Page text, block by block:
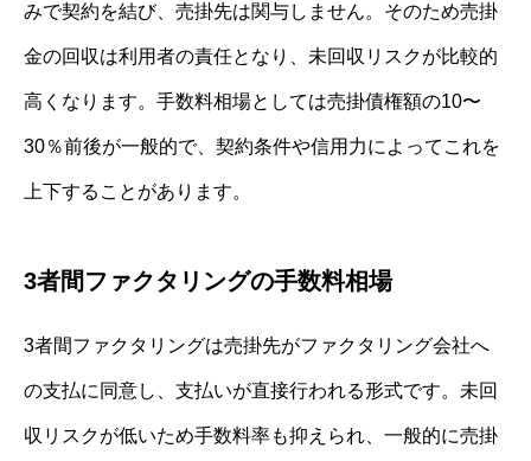
みで契約を結び、売掛先は関与しません。そのため売掛
金の回収は利用者の責任となり、未回収リスクが比較的
高くなります。手数料相場としては売掛債権額の10〜
30％前後が一般的で、契約条件や信用力によってこれを
上下することがあります。
3者間ファクタリングの手数料相場
3者間ファクタリングは売掛先がファクタリング会社へ
の支払に同意し、支払いが直接行われる形式です。未回
収リスクが低いため手数料率も抑えられ、一般的に売掛